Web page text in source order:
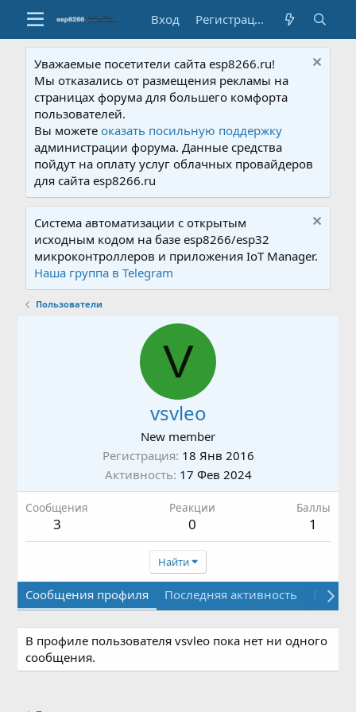
Вход Регистрация
Уважаемые посетители сайта esp8266.ru!
Мы отказались от размещения рекламы на
страницах форума для большего комфорта
пользователей.
Вы можетеоказать посильную поддержку
администрации форума. Данные средства
пойдут на оплату услуг облачных провайдеров
для сайта esp8266.ru
Система автоматизации с открытым
исходным кодом на базе esp8266/esp32
микроконтроллеров и приложения IoT Manager.
Наша группа в Telegram
Пользователи
V
vsvleo
New member
Регистрация 18 Янв 2016
Активность 17 Фев 2024
Сообщения
3
Реакции
0
Баллы
1
Найти
Сообщения профиля Последняя активность
В профиле пользователя vsvleo пока нет ни одного
сообщения.